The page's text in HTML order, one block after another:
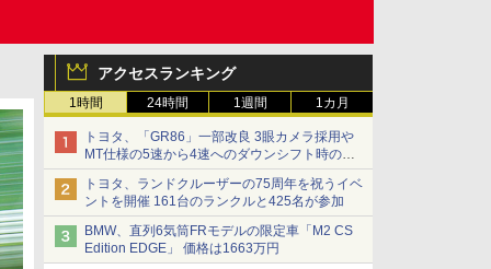
アクセスランキング
1時間 24時間 1週間 1カ月
トヨタ、「GR86」一部改良 3眼カメラ採用や
MT仕様の5速から4速へのダウンシフト時の操
作性向上など
トヨタ、ランドクルーザーの75周年を祝うイベ
ントを開催 161台のランクルと425名が参加
BMW、直列6気筒FRモデルの限定車「M2 CS
Edition EDGE」 価格は1663万円